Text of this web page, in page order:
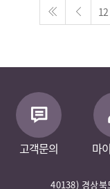
12
고객문의 마
40138) 경상북